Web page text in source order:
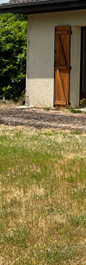
maison de
années 80, en bon
séjour avec
et deux chambres
salle de bains et wc
la rafraîchi et la
cuisine, une
garage total.
au calme.